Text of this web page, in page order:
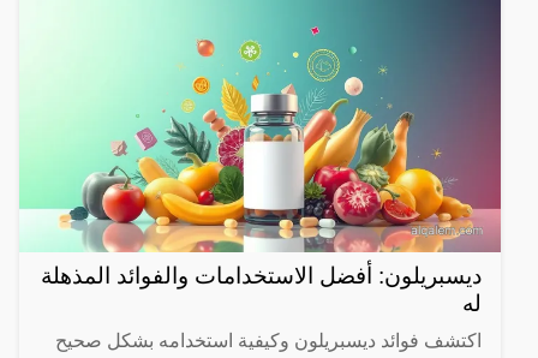
ديسبريلون: أفضل الاستخدامات والفوائد المذهلة
له
اكتشف فوائد ديسبريلون وكيفية استخدامه بشكل صحيح